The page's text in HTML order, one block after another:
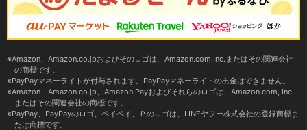
Amazon、Amazon.co.jpおよびそのロゴは、Amazon.com,Inc.またはその関連会社
の商標です。
PayPayマネーライトが付与されます。PayPayマネーライトの出金はできません。
Amazon、Amazon.co.jp、Amazon Payおよびそれらのロゴは、Amazon.com, Inc.
またはその関連会社の商標です。
PayPay、PayPayのロゴ、ペイペイ、Ｐのロゴは、LINEヤフー株式会社の登録商標ま
たは商標です。